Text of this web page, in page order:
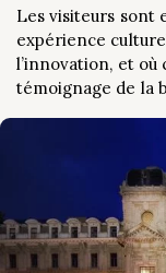
Les visiteurs sont
expérience
l’innovation, et
témoignage de la